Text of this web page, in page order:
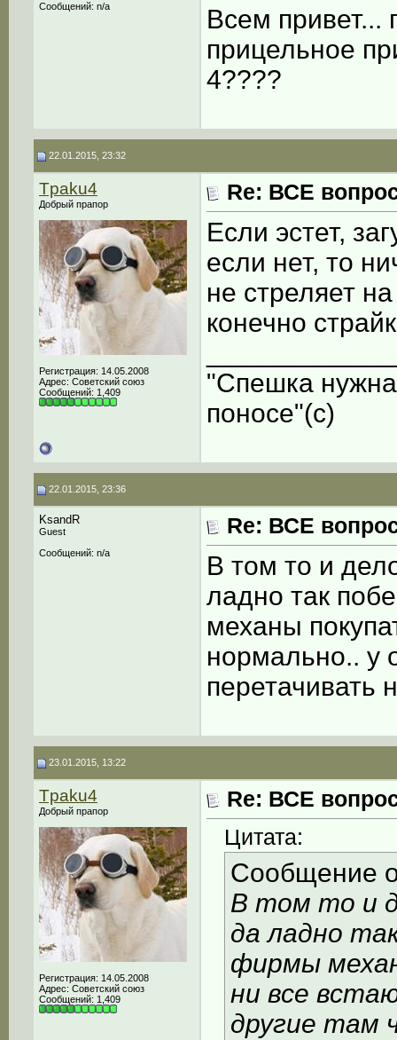
Сообщений: n/a
Всем привет...
прицельное
4????
22.01.2015, 23:32
Tpaku4
Добрый прапор
Регистрация: 14.05.2008
Адрес: Советский союз
Сообщений: 1,409
Re: ВСЕ
Если эстет,
если нет, то
не стреляет
конечно
"Спешка
поносе"(с)
22.01.2015, 23:36
KsandR
Guest
Сообщений: n/a
Re: ВСЕ
В том то и
ладно так
механы
нормально.. у
перетачивать
23.01.2015, 13:22
Tpaku4
Добрый прапор
Регистрация: 14.05.2008
Адрес: Советский союз
Сообщений: 1,409
Re: ВСЕ
Цитата:
Сообщение
В том то и
да ладно
фирмы
ни все
другие там